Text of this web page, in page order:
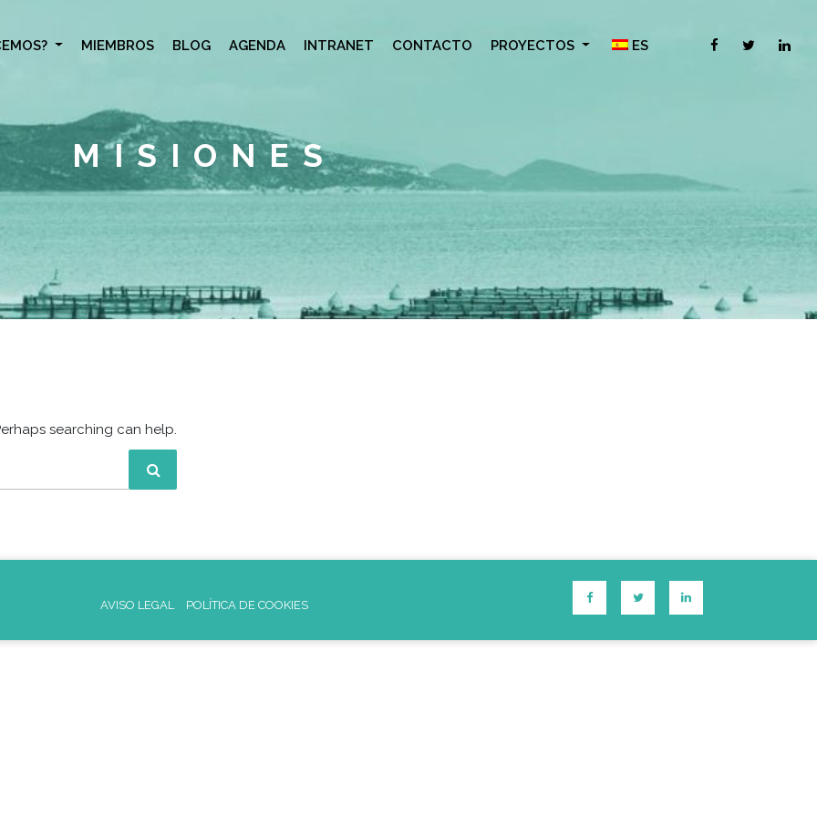
MIEMBROS BLOG AGENDA INTRANET CONTACTO PROYECTOS ES
MISIONES
searching can help.
AVISO LEGAL POLÍTICA DE COOKIES